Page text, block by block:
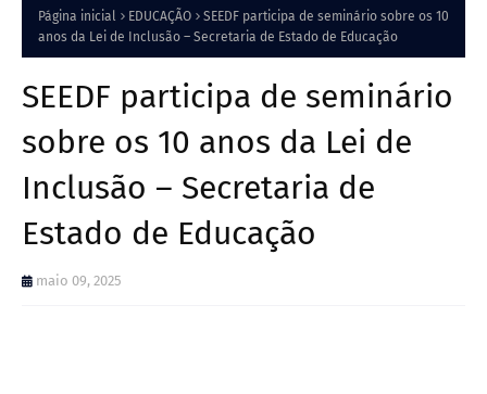
Página inicial EDUCAÇÃO
SEEDF participa de seminário sobre os 10
anos da Lei de Inclusão – Secretaria de Estado de Educação
SEEDF participa de seminário
sobre os 10 anos da Lei de
Inclusão – Secretaria de
Estado de Educação
maio 09, 2025